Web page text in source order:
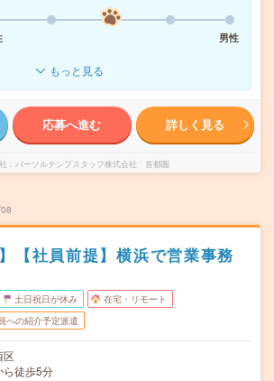
男性
もっと見る
応募へ進む 詳しく見る
パーソルテンプスタッフ株式会社 首都圏
【社員前提】横浜で営業事務
土日祝日が休み 在宅・リモート
への紹介予定派遣
区
ら徒歩5分